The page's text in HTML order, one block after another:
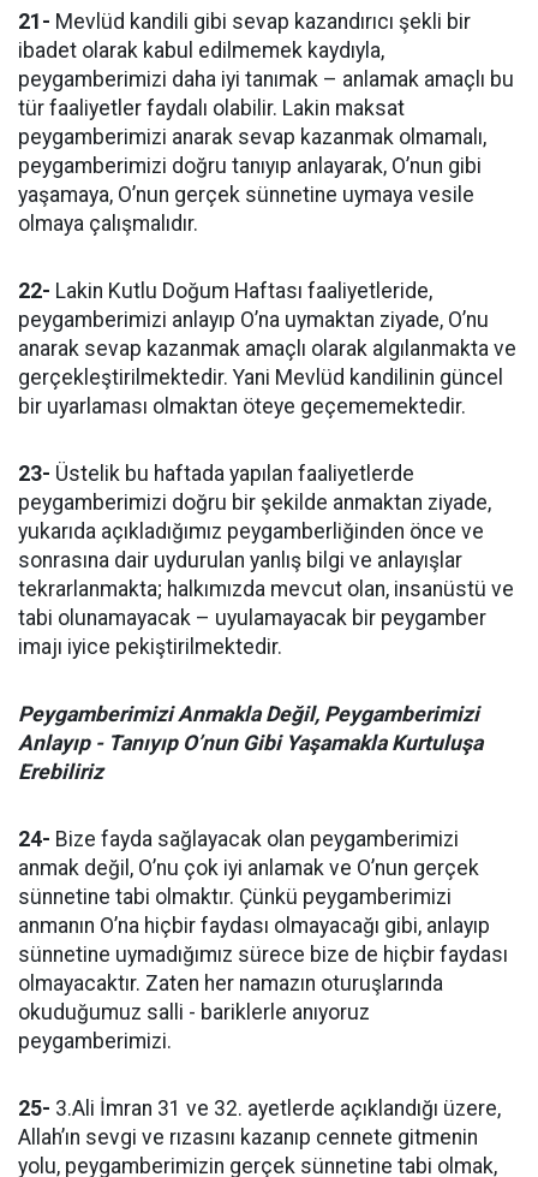
21- Mevlüd kandili gibi sevap kazandırıcı şekli bir
ibadet olarak kabul edilmemek kaydıyla,
peygamberimizi daha iyi tanımak – anlamak amaçlı bu
tür faaliyetler faydalı olabilir. Lakin maksat
peygamberimizi anarak sevap kazanmak olmamalı,
peygamberimizi doğru tanıyıp anlayarak, O’nun gibi
yaşamaya, O’nun gerçek sünnetine uymaya vesile
olmaya çalışmalıdır.
22- Lakin Kutlu Doğum Haftası faaliyetleride,
peygamberimizi anlayıp O’na uymaktan ziyade, O’nu
anarak sevap kazanmak amaçlı olarak algılanmakta ve
gerçekleştirilmektedir. Yani Mevlüd kandilinin güncel
bir uyarlaması olmaktan öteye geçememektedir.
23- Üstelik bu haftada yapılan faaliyetlerde
peygamberimizi doğru bir şekilde anmaktan ziyade,
yukarıda açıkladığımız peygamberliğinden önce ve
sonrasına dair uydurulan yanlış bilgi ve anlayışlar
tekrarlanmakta; halkımızda mevcut olan, insanüstü ve
tabi olunamayacak – uyulamayacak bir peygamber
imajı iyice pekiştirilmektedir.
Peygamberimizi Anmakla Değil, Peygamberimizi
Anlayıp - Tanıyıp O’nun Gibi Yaşamakla Kurtuluşa
Erebiliriz
24- Bize fayda sağlayacak olan peygamberimizi
anmak değil, O’nu çok iyi anlamak ve O’nun gerçek
sünnetine tabi olmaktır. Çünkü peygamberimizi
anmanın O’na hiçbir faydası olmayacağı gibi, anlayıp
sünnetine uymadığımız sürece bize de hiçbir faydası
olmayacaktır. Zaten her namazın oturuşlarında
okuduğumuz salli - bariklerle anıyoruz
peygamberimizi.
25- 3.Ali İmran 31 ve 32. ayetlerde açıklandığı üzere,
Allah’ın sevgi ve rızasını kazanıp cennete gitmenin
yolu, peygamberimizin gerçek sünnetine tabi olmak,